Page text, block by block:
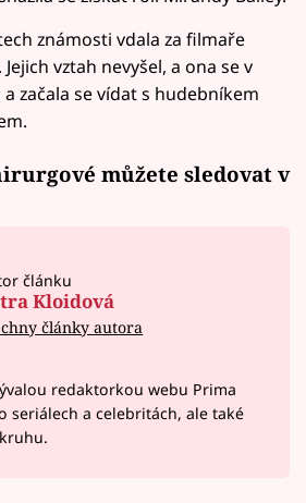
známosti vdala za filmaře
vztah nevyšel, a ona se v
začala se vídat s hudebníkem
můžete sledovat v
článku
Kloidová
články autora
redaktorkou webu Prima
seriálech a celebritách, ale také